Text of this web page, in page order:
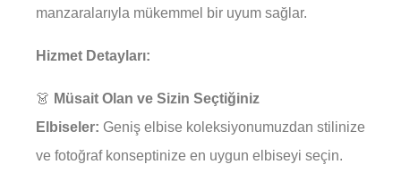
manzaralarıyla mükemmel bir uyum sağlar.
Hizmet Detayları:
👗 Müsait Olan ve Sizin Seçtiğiniz
Elbiseler: Geniş elbise koleksiyonumuzdan stilinize
ve fotoğraf konseptinize en uygun elbiseyi seçin.